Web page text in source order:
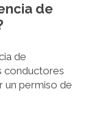
de
de
conductores
un permiso de